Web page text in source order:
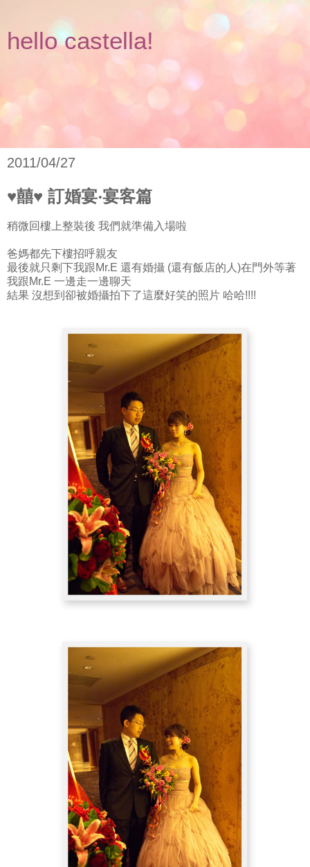
hello castella!
2011/04/27
♥囍♥ 訂婚宴‧宴客篇
稍微回樓上整裝後 我們就準備入場啦
爸媽都先下樓招呼親友
最後就只剩下我跟Mr.E 還有婚攝 (還有飯店的人)在門外等著
我跟Mr.E 一邊走一邊聊天
結果 沒想到卻被婚攝拍下了這麼好笑的照片 哈哈!!!!